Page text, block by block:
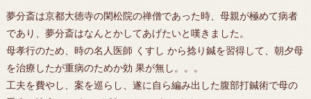
夢分斎は京都大徳寺の閑松院の禅僧であった時、母親が極めて病者
であり、夢分斎はなんとかしてあげたいと嘆きました。
母孝行のため、時の名人医師 くすし から捻り鍼を習得して、朝夕母
を治療したが重病のためか効 果が無し。。。
工夫を費やし、案を巡らし、遂に自ら編み出した腹部打鍼術で母の